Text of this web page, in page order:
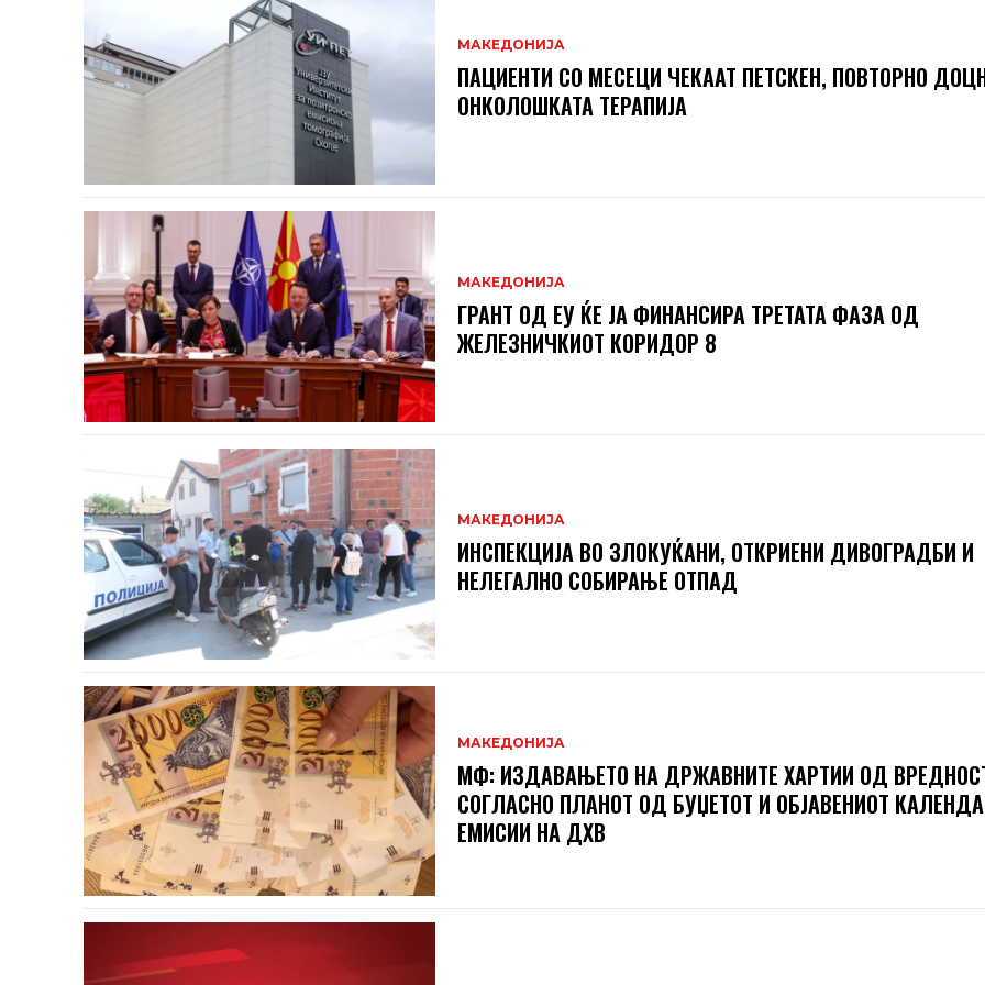
МАКЕДОНИЈА
ПАЦИЕНТИ СО МЕСЕЦИ ЧЕКААТ ПЕТСКЕН, ПОВТОРНО
ОНКОЛОШКАТА ТЕРАПИЈА
МАКЕДОНИЈА
ГРАНТ ОД ЕУ ЌЕ ЈА ФИНАНСИРА ТРЕТАТА ФАЗА ОД
ЖЕЛЕЗНИЧКИОТ КОРИДОР 8
МАКЕДОНИЈА
ИНСПЕКЦИЈА ВО ЗЛОКУЌАНИ, ОТКРИЕНИ ДИВОГРАДБИ И
НЕЛЕГАЛНО СОБИРАЊЕ ОТПАД
МАКЕДОНИЈА
МФ: ИЗДАВАЊЕТО НА ДРЖАВНИТЕ ХАРТИИ ОД
СОГЛАСНО ПЛАНОТ ОД БУЏЕТОТ И ОБЈАВЕНИОТ
ЕМИСИИ НА ДХВ